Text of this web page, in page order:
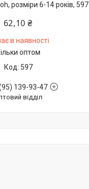
розміри 6-14 років, 597
62,10 ₴
в наявності
оптом
597
139-93-47
відділ